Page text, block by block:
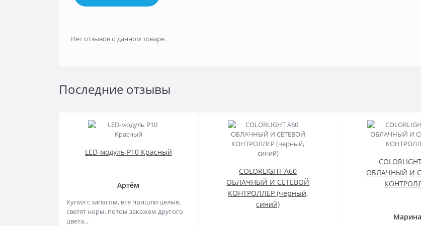
Нет отзывов о данном товаре.
Последние отзывы
LED-модуль P10 Красный
Артём
Купил с запасом, все пришли целые,
светят норм, потом закажем другого
цвета...
COLORLIGHT A60
ОБЛАЧНЫЙ И СЕТЕВОЙ
КОНТРОЛЛЕР (черный,
синий)
ОБЛАЧНЫЙ И
Марина